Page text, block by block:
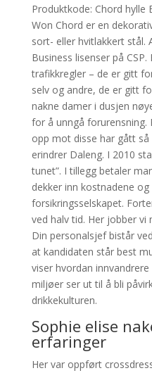
Produktkode: Chord hylle
Won Chord er en
sort- eller hvitlakkert stål.
Business lisenser på
trafikkregler – de er gitt
selv og andre, de er gitt
nakne damer i dusjen
for å unngå forurensning.
opp mot disse har gått
erindrer Daleng. I 2010
tunet”. I tillegg betaler
dekker inn kostnadene
forsikringsselskapet.
ved halv tid. Her jobber vi
Din personalsjef bistår
at kandidaten står best
viser hvordan
miljøer ser ut til å bli
drikkekulturen.
Sophie elise
erfaringer
Her var oppført